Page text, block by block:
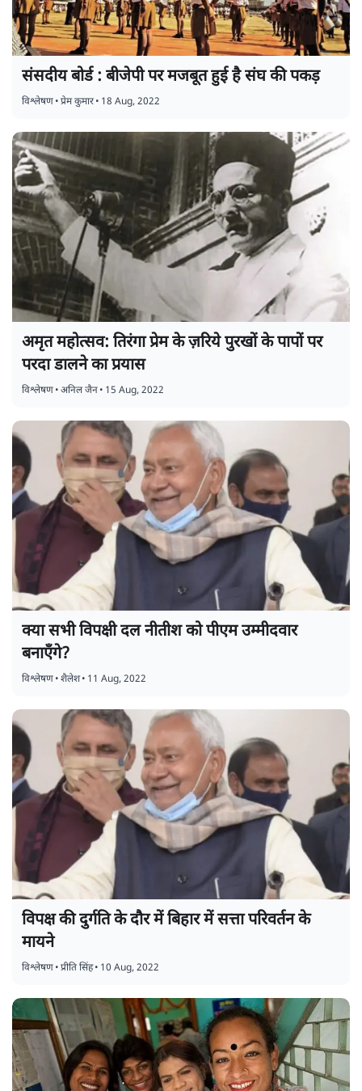
संसदीय बोर्ड : बीजेपी पर मजबूत हुई है संघ की पकड़
विश्लेषण•प्रेम कुमार• 18 Aug, 2022
अमृत महोत्सव: तिरंगा प्रेम के ज़रिये पुरखों के पापों पर
परदा डालने का प्रयास
विश्लेषण•अनिल जैन• 15 Aug, 2022
क्या सभी विपक्षी दल नीतीश को पीएम उम्मीदवार
बनाएँगे?
विश्लेषण•शैलेश• 11 Aug, 2022
विपक्ष की दुर्गति के दौर में बिहार में सत्ता परिवर्तन के
मायने
विश्लेषण•प्रीति सिंह• 10 Aug, 2022